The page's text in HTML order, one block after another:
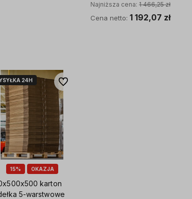
Najniższa cena: 1 466,25 zł
Cena netto: 1 192,07 zł
15% OKAZJA
24H
karton
5-warstwowe
Do ulubionych